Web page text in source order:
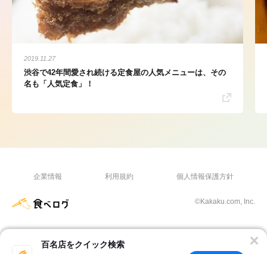
百名店をクイック検索
2019.11.27
渋谷で42年間愛され続ける定食屋の人気メニューは、その
名も「人気定食」！
企業情報 利用規約 個人情報保護方針
©Kakaku.com, Inc.